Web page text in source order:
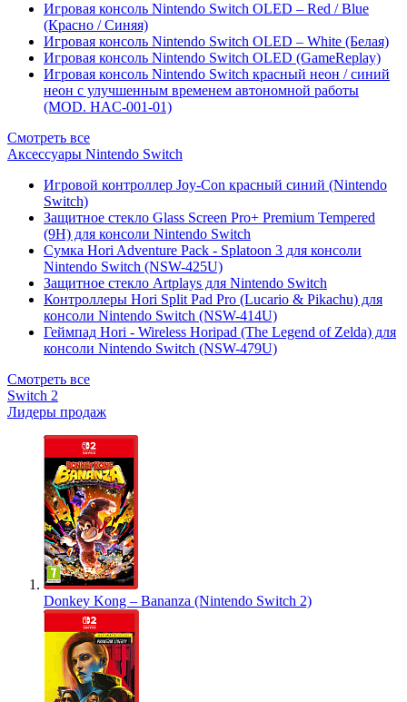
Игровая консоль Nintendo Switch OLED – Red / Blue
(Красно / Синяя)
Игровая консоль Nintendo Switch OLED – White (Белая)
Игровая консоль Nintendo Switch OLED (GameReplay)
Игровая консоль Nintendo Switch красный неон / синий
неон с улучшенным временем автономной работы
(MOD. HAC-001-01)
Смотреть все
Аксессуары Nintendo Switch
Игровой контроллер Joy-Con красный синий (Nintendo
Switch)
Защитное стекло Glass Screen Pro+ Premium Tempered
(9H) для консоли Nintendo Switch
Сумка Hori Adventure Pack - Splatoon 3 для консоли
Nintendo Switch (NSW-425U)
Защитное стекло Artplays для Nintendo Switch
Контроллеры Hori Split Pad Pro (Lucario & Pikachu) для
консоли Nintendo Switch (NSW-414U)
Геймпад Hori - Wireless Horipad (The Legend of Zelda) для
консоли Nintendo Switch (NSW-479U)
Смотреть все
Switch 2
Лидеры продаж
Donkey Kong – Bananza (Nintendo Switch 2)